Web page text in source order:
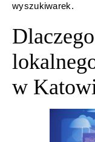
wyszukiwarek.
w